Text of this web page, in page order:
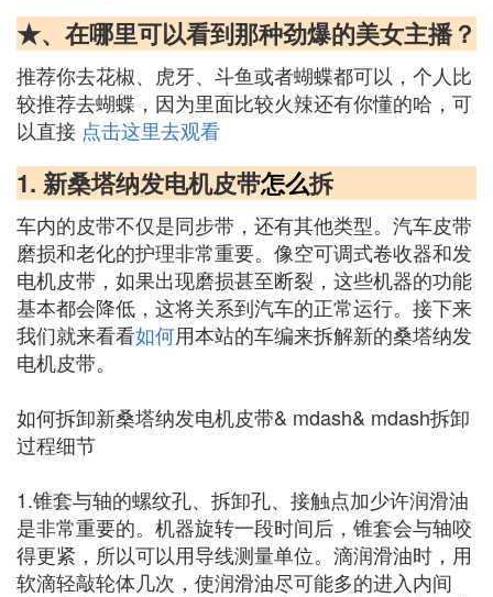
★、在哪里可以看到那种劲爆的美女主播？
推荐你去花椒、虎牙、斗鱼或者蝴蝶都可以，个人比
较推荐去蝴蝶，因为里面比较火辣还有你懂的哈，可
以直接 点击这里去观看
1. 新桑塔纳发电机皮带怎么拆
车内的皮带不仅是同步带，还有其他类型。汽车皮带
磨损和老化的护理非常重要。像空可调式卷收器和发
电机皮带，如果出现磨损甚至断裂，这些机器的功能
基本都会降低，这将关系到汽车的正常运行。接下来
我们就来看看如何用本站的车编来拆解新的桑塔纳发
电机皮带。
如何拆卸新桑塔纳发电机皮带& mdash& mdash拆卸
过程细节
1.锥套与轴的螺纹孔、拆卸孔、接触点加少许润滑油
是非常重要的。机器旋转一段时间后，锥套会与轴咬
得更紧，所以可以用导线测量单位。滴润滑油时，用
软滴轻敲轮体几次，使润滑油尽可能多的进入内间